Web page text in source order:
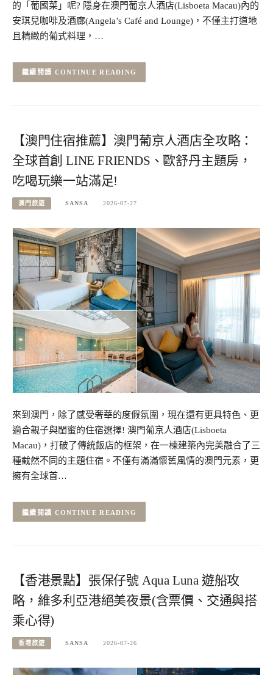
的「葡國菜」呢? 隱身在澳門葡京人酒店(Lisboeta Macau)內的
安琪兒咖啡及酒廊(Angela’s Café and Lounge)，不僅主打道地
且精緻的葡式料理，…
CONTINUE READING
【澳門住宿推薦】澳門葡京人酒店全攻略：
全球首創 LINE FRIENDS、歐舒丹主題房，
吃喝玩樂一站滿足!
澳門旅遊 SANSA 2026-07-27
來到澳門，除了感受奢華的度假氛圍，現在還有更具特色、更
適合親子與閨蜜的住宿選擇! 澳門葡京人酒店(Lisboeta
Macau)，打破了傳統飯店的框架，在一棟建築內完美融合了三
種截然不同的主題住宿。不僅有滿滿懷舊風情的澳門元素，更
擁有全球首…
CONTINUE READING
【香港景點】張保仔號 Aqua Luna 遊船攻
略，維多利亞港絕美夜景(含票價、交通與搭
乘心得)
香港旅遊 SANSA 2026-07-26